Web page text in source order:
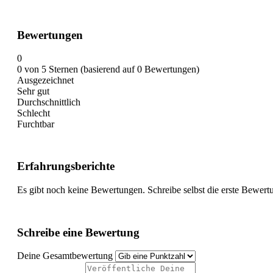
Bewertungen
0
0 von 5 Sternen (basierend auf 0 Bewertungen)
Ausgezeichnet
Sehr gut
Durchschnittlich
Schlecht
Furchtbar
Erfahrungsberichte
Es gibt noch keine Bewertungen. Schreibe selbst die erste
Schreibe eine Bewertung
Deine Gesamtbewertung